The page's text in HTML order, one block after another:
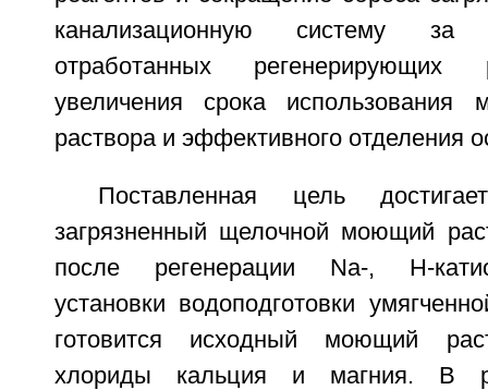
канализационную систему за
отработанных
увеличения срока использования
раствора и эффективного отделения
Поставленная цель
загрязненный щелочной моющий
после регенерации Na-, Н-
установки водоподготовки
готовится исходный моющий
хлориды кальция и магния. В